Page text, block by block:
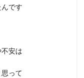
んです
安は
って